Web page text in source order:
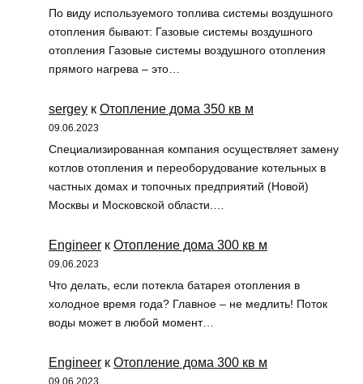
По виду используемого топлива системы воздушного
отопления бывают: Газовые системы воздушного
отопления Газовые системы воздушного отопления
прямого нагрева – это…
sergey к Отопление дома 350 кв м
09.06.2023
Специализированная компания осуществляет замену
котлов отопления и переоборудование котельных в
частных домах и топочных предприятий (Новой)
Москвы и Московской области.…
Engineer к Отопление дома 300 кв м
09.06.2023
Что делать, если потекла батарея отопления в
холодное время года? Главное – не медлить! Поток
воды может в любой момент…
Engineer к Отопление дома 300 кв м
09.06.2023